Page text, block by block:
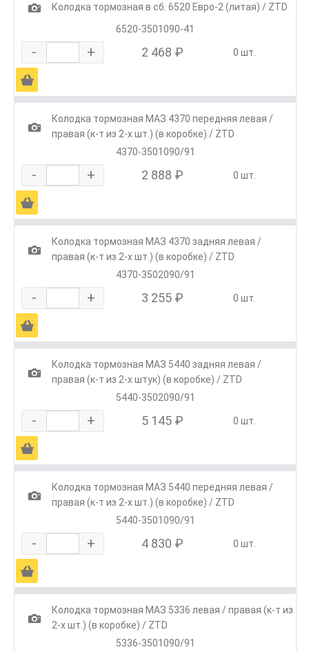
1
Колодка тормозная в сб. 6520 Евро-2 (литая) / ZTD
6520-3501090-41
- + 2 468 ₽ 0 шт.
Ä
1
Колодка тормозная МАЗ 4370 передняя левая /
правая (к-т из 2-х шт.) (в коробке) / ZTD
4370-3501090/91
- + 2 888 ₽ 0 шт.
Ä
1
Колодка тормозная МАЗ 4370 задняя левая /
правая (к-т из 2-х шт.) (в коробке) / ZTD
4370-3502090/91
- + 3 255 ₽ 0 шт.
Ä
1
Колодка тормозная МАЗ 5440 задняя левая /
правая (к-т из 2-х штук) (в коробке) / ZTD
5440-3502090/91
- + 5 145 ₽ 0 шт.
Ä
1
Колодка тормозная МАЗ 5440 передняя левая /
правая (к-т из 2-х шт.) (в коробке) / ZTD
5440-3501090/91
- + 4 830 ₽ 0 шт.
Ä
1
Колодка тормозная МАЗ 5336 левая / правая (к-т из
2-х шт.) (в коробке) / ZTD
5336-3501090/91